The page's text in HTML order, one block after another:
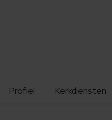
Profiel Kerkdiensten